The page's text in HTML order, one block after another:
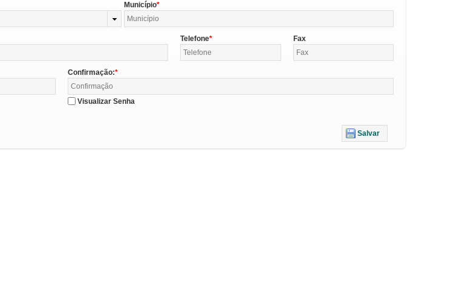
Município
Telefone Fax
Confirmação:
Visualizar Senha
Salvar